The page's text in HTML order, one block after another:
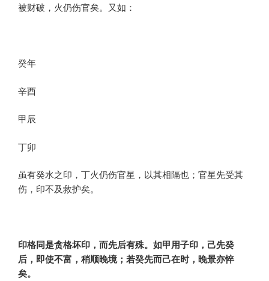
被财破，火仍伤官矣。又如：
癸年
辛酉
甲辰
丁卯
虽有癸水之印，丁火仍伤官星，以其相隔也；官星先受其
伤，印不及救护矣。
印格同是贪格坏印，而先后有殊。如甲用子印，己先癸
后，即使不富，稍顺晚境；若癸先而己在时，晚景亦悴
矣。